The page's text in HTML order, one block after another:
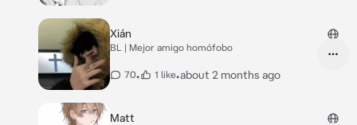
Xián
BL | Mejor amigo homófobo
70• 1 like•about 2 months ago
Matt